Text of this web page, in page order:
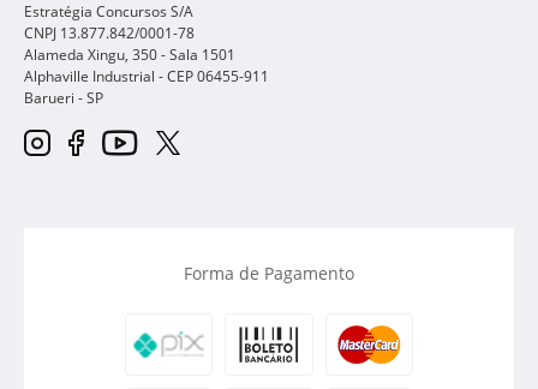
Estratégia Concursos S/A
CNPJ 13.877.842/0001-78
Alameda Xingu, 350 - Sala 1501
Alphaville Industrial - CEP06455-911
Barueri -SP
Forma de Pagamento